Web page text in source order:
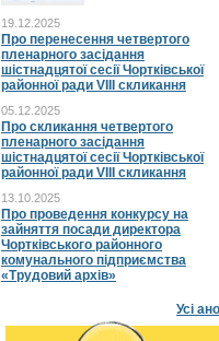
19.12.2025
Про перенесення четвертого
пленарного засідання
шістнадцятої сесії Чортківської
районної ради VIII скликання
05.12.2025
Про скликання четвертого
пленарного засідання
шістнадцятої сесії Чортківської
районної ради VIII скликання
13.10.2025
Про проведення конкурсу на
зайняття посади директора
Чортківського районного
комунального підприємства
«Трудовий архів»
Усі